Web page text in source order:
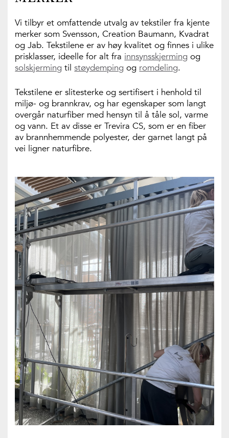
Vi tilbyr et omfattende utvalg av tekstiler fra kjente
merker som Svensson, Creation Baumann, Kvadrat
og Jab. Tekstilene er av høy kvalitet og finnes i ulike
prisklasser, ideelle for alt fra innsynsskjerming og
solskjerming tilstøydemping og romdeling.
Tekstilene er slitesterke og sertifisert i henhold til
miljø- og brannkrav, og har egenskaper som langt
overgår naturfiber med hensyn til å tåle sol, varme
og vann. Et av disse er Trevira CS, som er en fiber
av brannhemmende polyester, der garnet langt på
vei ligner naturfibre.